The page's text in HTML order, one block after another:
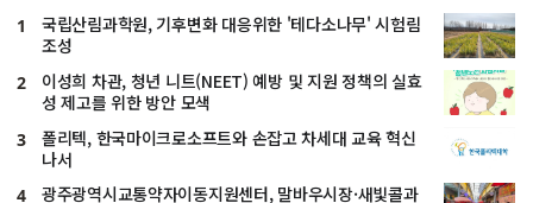
1
국립산림과학원, 기후변화 대응위한 '테다소나무' 시험림
조성
2
이성희 차관, 청년 니트(NEET) 예방 및 지원 정책의 실효
성 제고를 위한 방안 모색
3
폴리텍, 한국마이크로소프트와 손잡고 차세대 교육 혁신
나서
4 광주광역시교통약자이동지원센터, 말바우시장·새빛콜과